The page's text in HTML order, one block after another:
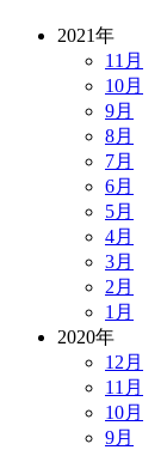
2021年
11月
10月
9月
8月
7月
6月
5月
4月
3月
2月
1月
2020年
12月
11月
10月
9月